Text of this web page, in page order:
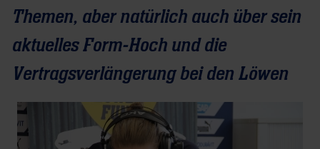
Themen, aber natürlich auch über sein
aktuelles Form-Hoch und die
Vertragsverlängerung bei den Löwen